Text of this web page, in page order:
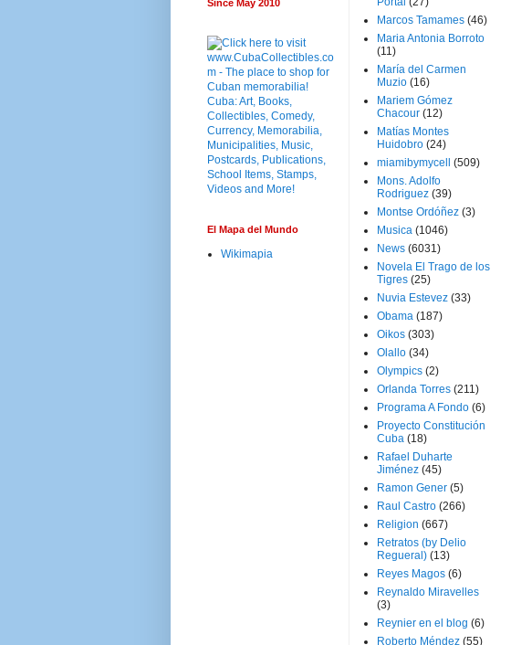
Since May 2010
El Mapa del Mundo
Wikimapia
Marcos Tamames (46)
Maria Antonia Borroto
(11)
María del Carmen
Muzio (16)
Mariem Gómez
Chacour (12)
Matías Montes
Huidobro (24)
miamibymycell
(509)
Mons. Adolfo
Rodriguez (39)
Montse Ordóñez (3)
Musica (1046)
News (6031)
Novela El Trago de los
Tigres (25)
Nuvia Estevez (33)
Obama (187)
Oikos (303)
Olallo (34)
Olympics (2)
Orlanda Torres (211)
Programa A Fondo (6)
Proyecto Constitución
Cuba (18)
Rafael Duharte
Jiménez (45)
Ramon Gener (5)
Raul Castro (266)
Religion (667)
Retratos (by Delio
Regueral) (13)
Reyes Magos (6)
Reynaldo Miravelles
(3)
Reynier en el blog (6)
Roberto Méndez (55)